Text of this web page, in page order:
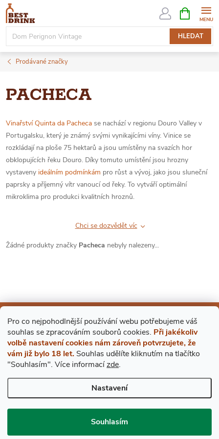
Pro co nejpohodlnější používání webu potřebujeme váš
souhlas se zpracováním souborů cookies. Při jakékoliv
volbě nastavení cookies nám zároveň potvrzujete, že
vám již bylo 18 let. Souhlas udělíte kliknutím na tlačítko
"Souhlasím". Více informacízde.
Nastavení
Souhlasím
Přejít
obsah
HLEDAT
NÁKUPNÍ
KOŠÍK
Prodávané značky
PACHECA
Vinařství Quinta da Pacheca se nachází v regionu Douro Valley v
Portugalsku, který je známý svými vynikajícími víny. Vinice se
rozkládají na ploše 75 hektarů a jsou umístěny na svazích hor
obklopujících řeku Douro. Díky tomuto umístění jsou hrozny
vystaveny ideálním podmínkám pro růst a vývoj, jako jsou sluneční
paprsky a příjemný vítr vanoucí od řeky. To vytváří optimální
mikroklima pro produkci kvalitních hroznů.
Chci se dozvědět víc
Žádné produkty značky Pacheca nebyly nalezeny...
Z
Á
P
A
Mějte přehled o novinkách
a slevách
E-mail
Vložením e-mailu souhlasíte spodmínkami ochrany osobních údajů